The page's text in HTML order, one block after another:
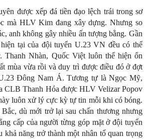
được xếp đá tiền đạo lệch trái trong sơ
mà HLV Kim đang xây dựng. Nhưng so
anh không gây nhiều ấn tượng bằng. Gần
tại của đội tuyển U.23 VN đều có thể
Thanh Nhàn, Quốc Việt luôn thể hiện ổn
mùa vừa rồi và duy trì được điều đó ở đợt
Đông Nam Á. Tương tự là Ngọc Mỹ,
CLB Thanh Hóa được HLV Velizar Popov
luôn xử lý cực kỳ tự tin mỗi khi có bóng.
dù mới trở lại sau chấn thương nhưng
cấp của người từng góp mặt ở đội tuyển
khả năng trở thành một nhân tố quan trọng